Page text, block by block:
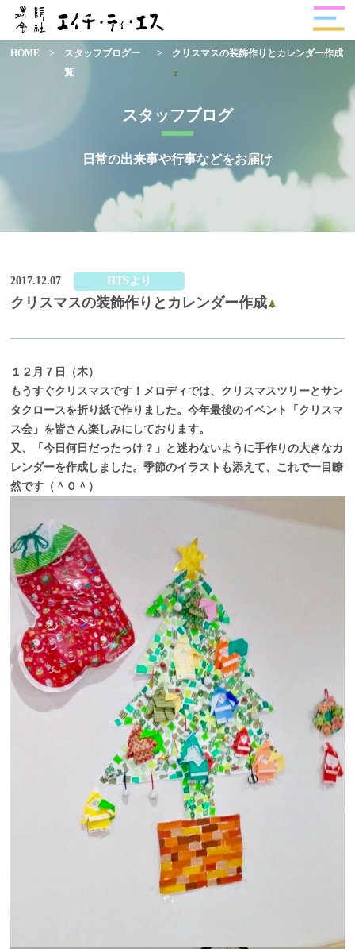
スタッフブログ
日常の出来事や行事などをお届け
HOME >
スタッフブログ一
覧
> クリスマスの装飾作りとカレンダー作成
2017.12.07 HTSより
クリスマスの装飾作りとカレンダー作成
１２月７日（木）
もうすぐクリスマスです！メロディでは、クリスマスツリーとサン
タクロースを折り紙で作りました。今年最後のイベント「クリスマ
ス会」を皆さん楽しみにしております。
又、「今日何日だったっけ？」と迷わないように手作りの大きなカ
レンダーを作成しました。季節のイラストも添えて、これで一目瞭
然です（＾０＾）